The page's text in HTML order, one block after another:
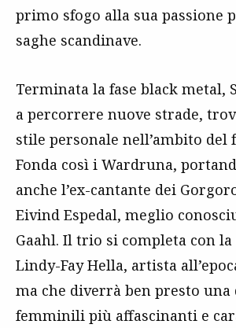
primo sfogo alla sua passione
saghe scandinave.
Terminata la fase black metal,
a percorrere nuove strade,
stile personale nell’ambito del
Fonda così i Wardruna,
anche l’ex-cantante dei
Eivind Espedal, meglio
Gaahl. Il trio si completa con la
Lindy-Fay Hella, artista
ma che diverrà ben presto una
femminili più affascinanti e